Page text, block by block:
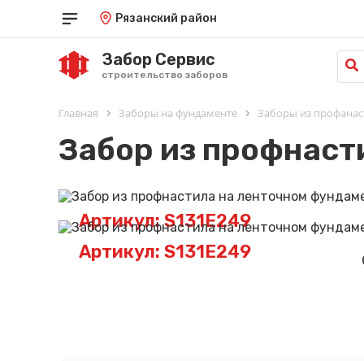
Рязанский район
Забор Сервис
строительство заборов
Главная Заборы на фундаменте Заборы из
Забор из
Артикул: S131E249
Артикул: S131E249